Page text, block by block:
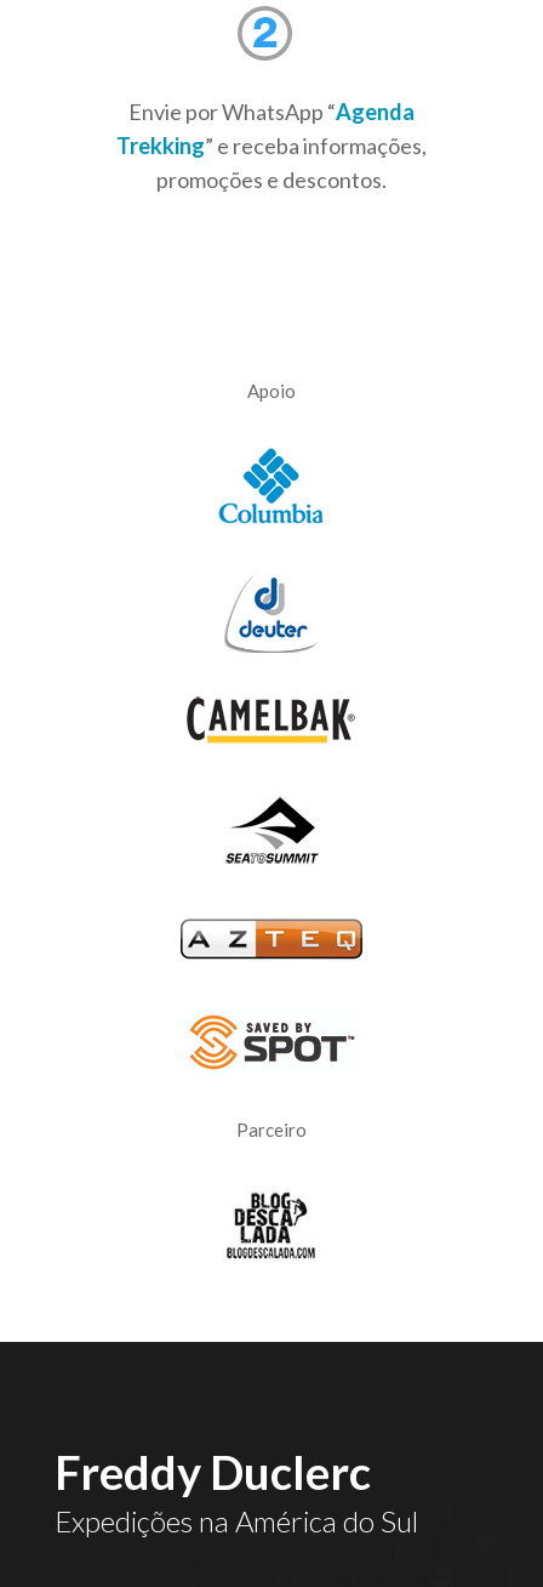
Envie por WhatsApp “Agenda
Trekking” e receba informações,
promoções e descontos.
Apoio
Parceiro
Freddy Duclerc
Expedições na América do Sul